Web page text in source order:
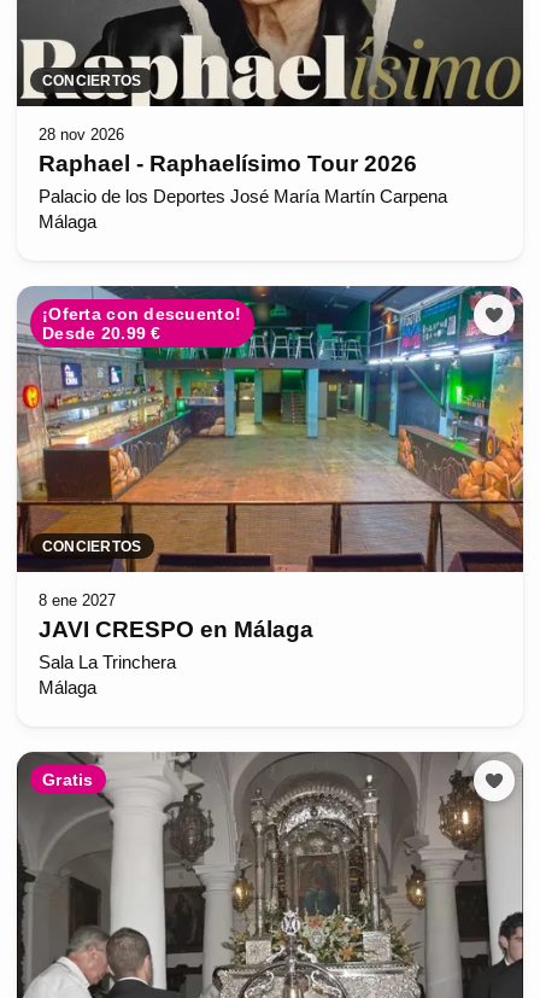
CONCIERTOS
28 nov 2026
Raphael - Raphaelísimo Tour 2026
Palacio de los Deportes José María Martín Carpena
Málaga
¡Oferta con descuento!
Desde 20.99 €
CONCIERTOS
8 ene 2027
JAVI CRESPO en Málaga
Sala La Trinchera
Málaga
Gratis